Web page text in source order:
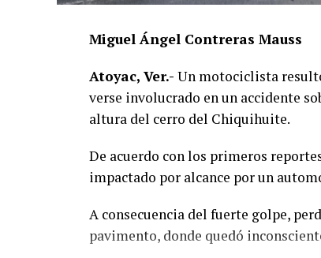
Miguel Ángel Contreras Mauss
Atoyac, Ver.- Un motociclista
verse involucrado en un accidente
altura del cerro del Chiquihuite.
De acuerdo con los primeros
impactado por alcance por un
A consecuencia del fuerte golpe,
pavimento, donde quedó